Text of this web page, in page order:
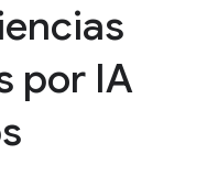
por IA